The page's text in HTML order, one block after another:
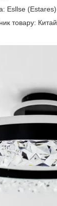
Esllse (Estares)
товару: Китай